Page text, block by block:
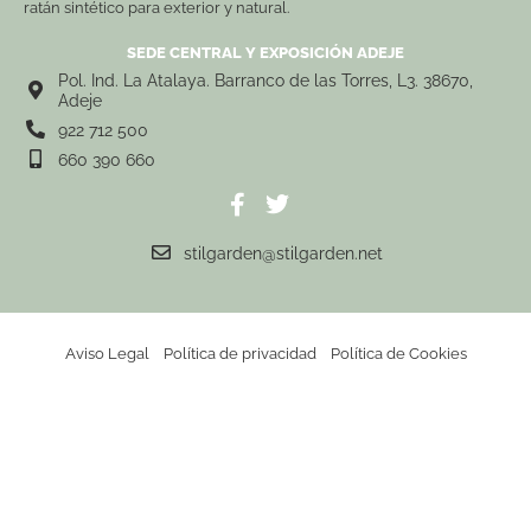
ratán sintético para exterior y natural.
SEDE CENTRAL Y EXPOSICIÓN ADEJE
Pol. Ind. La Atalaya. Barranco de las Torres, L3. 38670,
Adeje
922 712 500
660 390 660
stilgarden@stilgarden.net
Aviso Legal Política de privacidad Política de Cookies